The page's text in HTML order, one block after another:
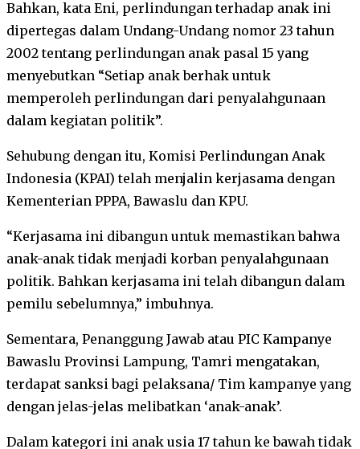
Bahkan, kata Eni, perlindungan terhadap anak ini
dipertegas dalam Undang-Undang nomor 23 tahun
2002 tentang perlindungan anak pasal 15 yang
menyebutkan “Setiap anak berhak untuk
memperoleh perlindungan dari penyalahgunaan
dalam kegiatan politik”.
Sehubung dengan itu, Komisi Perlindungan Anak
Indonesia (KPAI) telah menjalin kerjasama dengan
Kementerian PPPA, Bawaslu dan KPU.
“Kerjasama ini dibangun untuk memastikan bahwa
anak-anak tidak menjadi korban penyalahgunaan
politik. Bahkan kerjasama ini telah dibangun dalam
pemilu sebelumnya,” imbuhnya.
Sementara, Penanggung Jawab atau PIC Kampanye
Bawaslu Provinsi Lampung, Tamri mengatakan,
terdapat sanksi bagi pelaksana/ Tim kampanye yang
dengan jelas-jelas melibatkan ‘anak-anak’.
Dalam kategori ini anak usia 17 tahun ke bawah tidak